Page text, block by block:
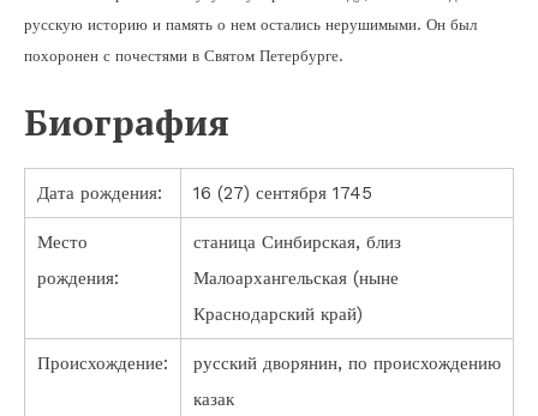
русскую историю и память о нем остались нерушимыми. Он был
похоронен с почестями в Святом Петербурге.
Биография
Дата рождения: 16 (27) сентября 1745
Место
рождения:
станица Синбирская, близ
Малоархангельская (ныне
Краснодарский край)
Происхождение:
русский дворянин, по происхождению
казак